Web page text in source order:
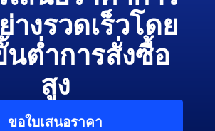
างรวดเร็วโดย
ต่ำการสั่งซื้อ
สูง
ขอใบเสนอราคา